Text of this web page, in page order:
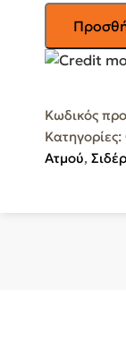
Σίδερο
Ατμού
SI
1080
Violet
Κωδικός
Κατηγορίες:
Ατμού,